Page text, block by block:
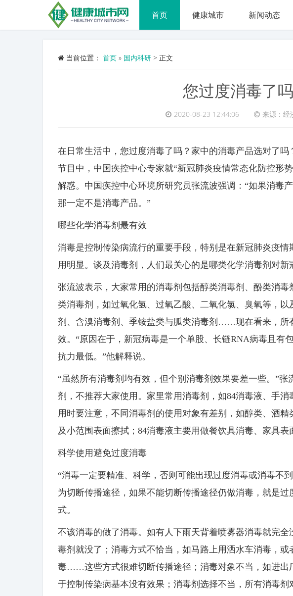
首页 健康城市 新闻动态
当前位置： 首页 » 国内科研 > 正文
您过度消毒了吗
2020-08-23 12:44:06 来源：经
在日常生活中，您过度消毒了吗？家中的消毒产品选对了
节目中，中国疾控中心专家就“新冠肺炎疫情常态化防控形
解惑。中国疾控中心环境所研究员张流波强调：“如果消毒
那一定不是消毒产品。”
哪些化学消毒剂最有效
消毒是控制传染病流行的重要手段，特别是在新冠肺炎疫
用明显。谈及消毒剂，人们最关心的是哪类化学消毒剂对新
张流波表示，大家常用的消毒剂包括醇类消毒剂、酚类消
类消毒剂，如过氧化氢、过氧乙酸、二氧化氯、臭氧等，
剂、含溴消毒剂、季铵盐类与胍类消毒剂……现在看来，所
效。“原因在于，新冠病毒是一个单股、长链RNA病毒且有
抗力最低。”他解释说。
“虽然所有消毒剂均有效，但个别消毒剂效果要差一些。”
剂，不推荐大家使用。家里常用消毒剂，如84消毒液、手
用时要注意，不同消毒剂的使用对象有差别，如醇类、酒
及小范围表面擦拭；84消毒液主要用做餐饮具消毒、家具表
科学使用避免过度消毒
“消毒一定要精准、科学，否则可能出现过度消毒或消毒不
为切断传播途径，如果不能切断传播途径仍做消毒，就是
式。
不该消毒的做了消毒。如有人下雨天背着喷雾器消毒就完
毒剂就没了；消毒方式不恰当，如马路上用洒水车消毒，
毒……这些方式很难切断传播途径；消毒对象不当，如进出
于控制传染病基本没有效果；消毒剂选择不当，所有消毒